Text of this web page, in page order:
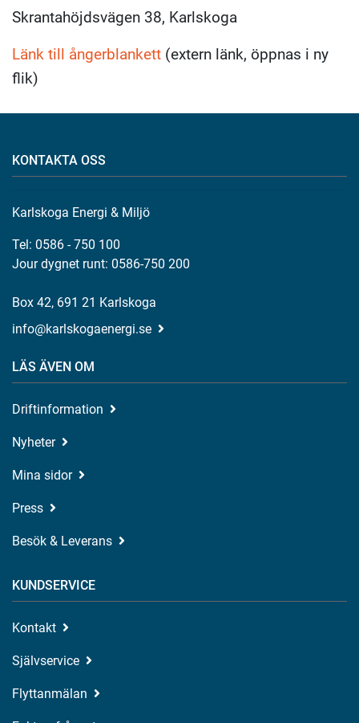
Skrantahöjdsvägen 38, Karlskoga
Länk till ångerblankett (extern länk, öppnas i ny
flik)
KONTAKTA OSS
Karlskoga Energi & Miljö
Tel: 0586 - 750 100
Jour dygnet runt: 0586-750 200
Box 42, 691 21 Karlskoga
info@karlskogaenergi.se
LÄS ÄVEN OM
Driftinformation
Nyheter
Mina sidor
Press
Besök & Leverans
KUNDSERVICE
Kontakt
Självservice
Flyttanmälan